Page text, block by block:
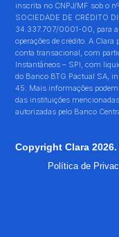
inscrita no CNPJ/MF sob o
SOCIEDADE DE CRÉDITO
34.337.707/0001-00, para a
operações de crédito. A
conta transacional, com
Instantâneos – SPI, com
do Banco BTG Pactual SA,
45. Mais informações
das instituições
autorizadas pelo Banco
Copyright Clara
Política de